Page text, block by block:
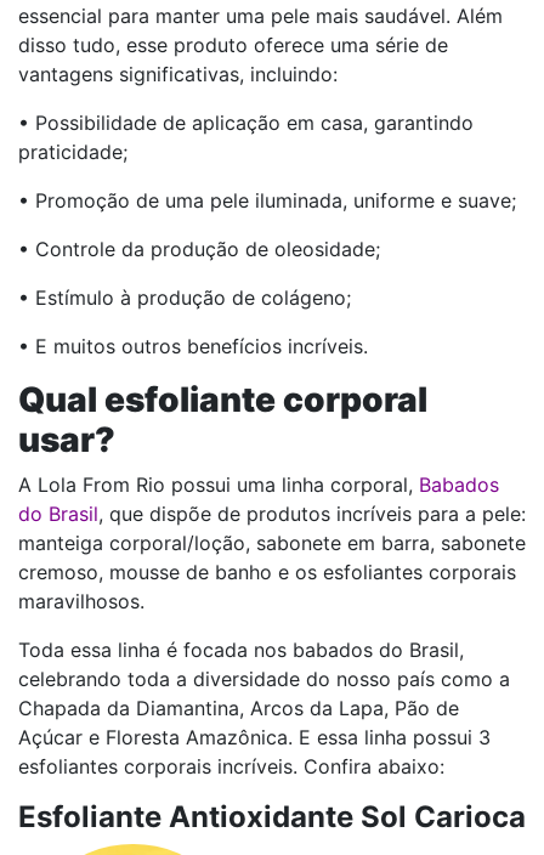
essencial para manter uma pele mais saudável. Além
disso tudo, esse produto oferece uma série de
vantagens significativas, incluindo:
• Possibilidade de aplicação em casa, garantindo
praticidade;
• Promoção de uma pele iluminada, uniforme e suave;
• Controle da produção de oleosidade;
• Estímulo à produção de colágeno;
• E muitos outros benefícios incríveis.
Qual esfoliante corporal
usar?
A Lola From Rio possui uma linha corporal, Babados
do Brasil, que dispõe de produtos incríveis para a pele:
manteiga corporal/loção, sabonete em barra, sabonete
cremoso, mousse de banho e os esfoliantes corporais
maravilhosos.
Toda essa linha é focada nos babados do Brasil,
celebrando toda a diversidade do nosso país como a
Chapada da Diamantina, Arcos da Lapa, Pão de
Açúcar e Floresta Amazônica. E essa linha possui 3
esfoliantes corporais incríveis. Confira abaixo:
Esfoliante Antioxidante Sol Carioca